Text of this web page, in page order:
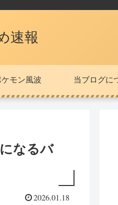
速報
ケモン風波 当ブログに
なるバ
2026.01.18